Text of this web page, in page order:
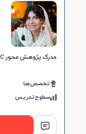
مدرک پژوهش محور TTC، بیش از 5 سال تجربه تدریس، تدریس مکالمه محور و تعاملی، پشتیبانی شخصی، برنامه‌ریزی اختصاصی، و تقویت تمام مهارت‌های زبان انگلیسی.
تخصص‌ها
سطوح‌تدریس